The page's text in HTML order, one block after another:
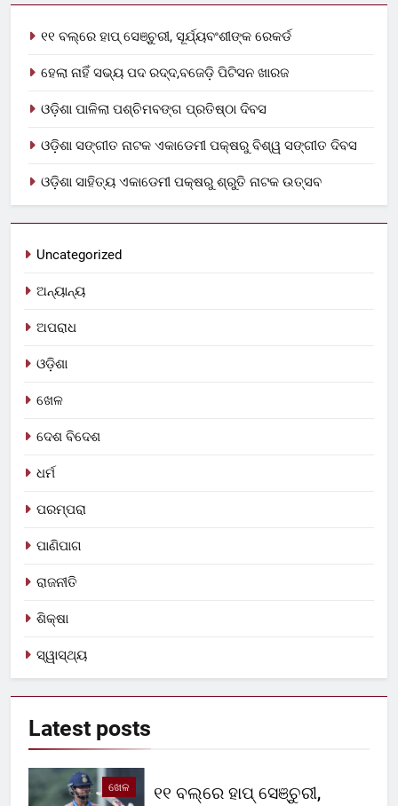
୧୧ ବଲ୍‌ରେ ହାପ୍ ସେଞ୍ଚୁରୀ, ସୂର୍ଯ୍ୟବଂଶୀଙ୍କ ରେକର୍ଡ
ହେଲା ନାହିଁ ସଭ୍ୟ ପଦ ରଦ୍ଦ,ବଜେଡ଼ି ପିଟିସନ ଖାରଜ
ଓଡ଼ିଶା ପାଳିଲା ପଶ୍ଚିମବଙ୍ଗ ପ୍ରତିଷ୍ଠା ଦିବସ
ଓଡ଼ିଶା ସଙ୍ଗୀତ ନାଟକ ଏକାଡେମୀ ପକ୍ଷରୁ ବିଶ୍ୱ ସଙ୍ଗୀତ ଦିବସ
ଓଡ଼ିଶା ସାହିତ୍ୟ ଏକାଡେମୀ ପକ୍ଷରୁ ଶ୍ରୁତି ନାଟକ ଉତ୍ସବ
Uncategorized
ଅନ୍ୟାନ୍ୟ
ଅପରାଧ
ଓଡ଼ିଶା
ଖେଳ
ଦେଶ ବିଦେଶ
ଧର୍ମ
ପରମ୍ପରା
ପାଣିପାଗ
ରାଜନୀତି
ଶିକ୍ଷା
ସ୍ୱାସ୍ଥ୍ୟ
Latest posts
ଖେଳ
୧୧ ବଲ୍‌ରେ ହାପ୍ ସେଞ୍ଚୁରୀ,